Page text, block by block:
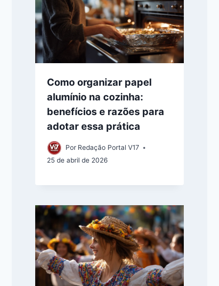
Como organizar papel
alumínio na cozinha:
benefícios e razões para
adotar essa prática
Por Redação Portal V17
25 de abril de 2026